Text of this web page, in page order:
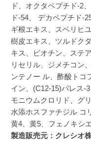
ド、オクタペプチド-2
ド-54、 デカペプチド-
ギ根エキス、スベリヒ
樹皮エキス、ツルドク
キス、ビオチン、ステ
リセリル、ジメチコン
ンテノー ル、酢酸トコ
イン、(C12-15)パレス-
モニウムクロリド、グ
水添ホスファチジル コ
黄4、黄5、フェノキシ
製造販売元：クレシオ